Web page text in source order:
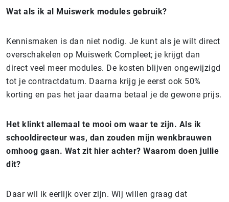
Wat als ik al Muiswerk modules gebruik?
Kennismaken is dan niet nodig. Je kunt als je wilt direct
overschakelen op Muiswerk Compleet; je krijgt dan
direct veel meer modules. De kosten blijven ongewijzigd
tot je contractdatum. Daarna krijg je eerst ook 50%
korting en pas het jaar daarna betaal je de gewone prijs.
Het klinkt allemaal te mooi om waar te zijn. Als ik
schooldirecteur was, dan zouden mijn wenkbrauwen
omhoog gaan. Wat zit hier achter? Waarom doen jullie
dit?
Daar wil ik eerlijk over zijn. Wij willen graag dat